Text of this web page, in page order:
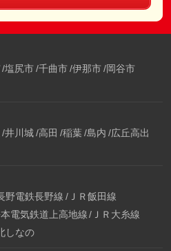
塩尻市 千曲市 伊那市 岡谷市
井川城 高田 稲葉 島内 広丘高出
野電鉄長野線 ＪＲ飯田線
電気鉄道上高地線
ＪＲ大糸線
しなの